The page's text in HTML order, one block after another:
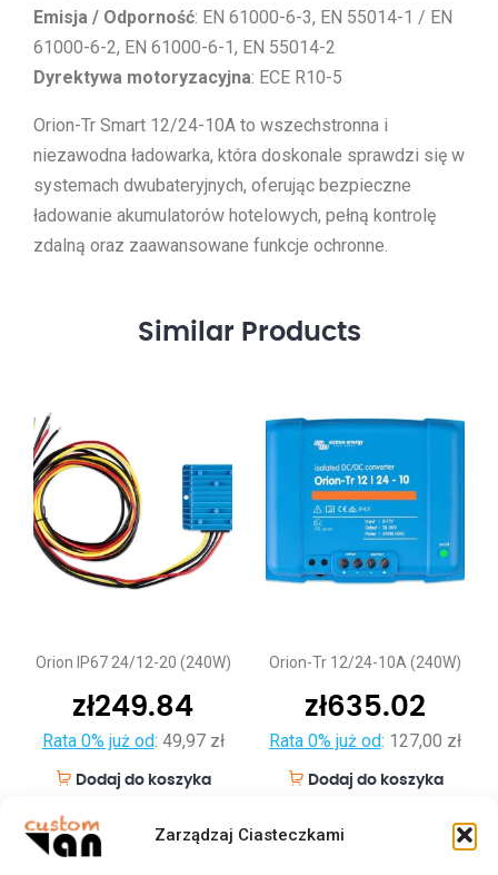
Zarządzaj Ciasteczkami
Emisja / Odporność: EN 61000-6-3, EN 55014-1 / EN
61000-6-2, EN 61000-6-1, EN 55014-2
Dyrektywa motoryzacyjna: ECE R10-5
Orion-Tr Smart 12/24-10A to wszechstronna i
niezawodna ładowarka, która doskonale sprawdzi się w
systemach dwubateryjnych, oferując bezpieczne
ładowanie akumulatorów hotelowych, pełną kontrolę
zdalną oraz zaawansowane funkcje ochronne.
Similar Products
Orion IP67 24/12-20 (240W)
zł249.84
Rata 0% już od: 49,97 zł
Dodaj do koszyka
Orion-Tr 12/24-10A (240W)
zł635.02
Rata 0% już od: 127,00 zł
Dodaj do koszyka